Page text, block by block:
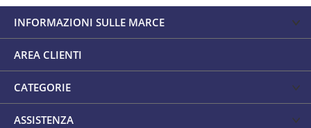
INFORMAZIONI SULLE MARCE
AREA CLIENTI
CATEGORIE
ASSISTENZA